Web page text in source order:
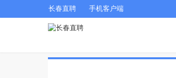
长春直聘 手机客户端